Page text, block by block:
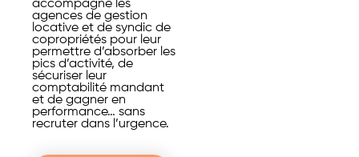
accompagne les
agences de gestion
locative et de syndic de
copropriétés pour leur
permettre d’absorber les
pics d’activité, de
sécuriser leur
comptabilité mandant
et de gagner en
performance… sans
recruter dans l’urgence.